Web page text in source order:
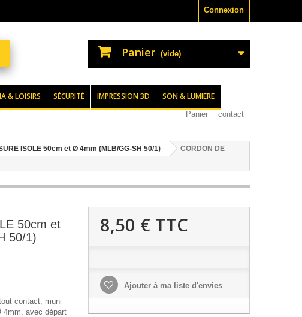
Connexion
Panier (vide)
& LOISIRS SÉCURITÉ IMPRESSION 3D SON & LUMIERE
Panier contact
ISOLE 50cm et Ø 4mm (MLB/GG-SH 50/1)
CORDON DE
50cm et
50/1)
contact, muni
4mm, avec départ
8,50 € TTC
Ajouter à ma liste d'envies